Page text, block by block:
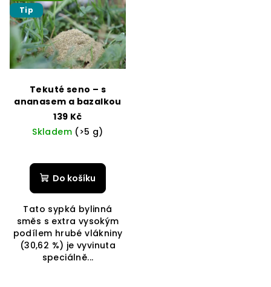
Tip
Tekuté seno – s
ananasem a bazalkou
139 Kč
Skladem (>5 g)
Do košíku
Tato sypká bylinná
směs s extra vysokým
podílem hrubé vlákniny
(30,62 %) je vyvinuta
speciálně...